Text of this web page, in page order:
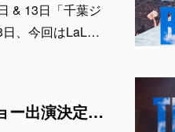
& 13日「千葉ジ
日、今回はLaL…
「千葉ジェッツ」でのハーフタイムショー出演決定！LaLa arena TOKYO-BAYの1万人の会場で実施 ※4月12日 & 13日